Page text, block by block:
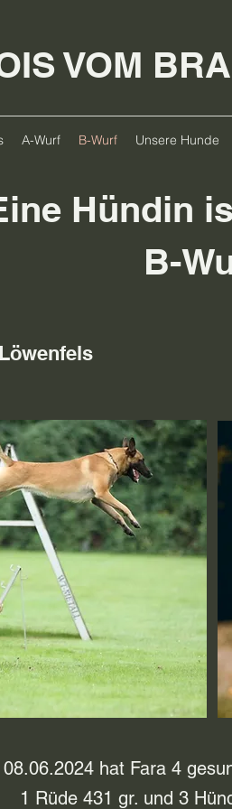
VOM
A-Wurf B-Wurf Unsere Hunde
B-
hat Fara 4
1 Rüde 431 gr. und 3
Hündin